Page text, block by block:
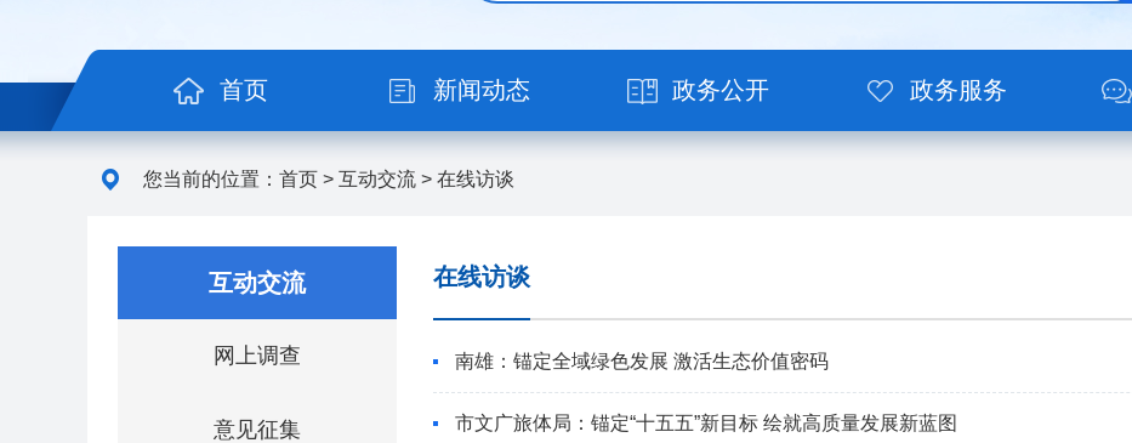
首页 新闻动态 政务公开 政务服务
您当前的位置： 首页 > 互动交流 > 在线访谈
互动交流
网上调查
意见征集
在线访谈
南雄：锚定全域绿色发展 激活生态价值密码
市文广旅体局：锚定“十五五”新目标 绘就高质量发展新蓝图